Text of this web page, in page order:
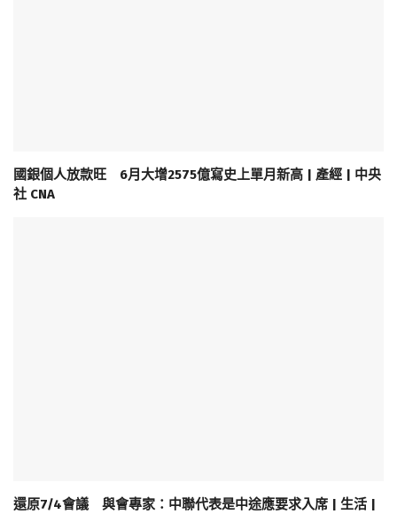
國銀個人放款旺 6月大增2575億寫史上單月新高 | 產經 | 中央
社 CNA
還原7/4會議 與會專家：中聯代表是中途應要求入席 | 生活 |